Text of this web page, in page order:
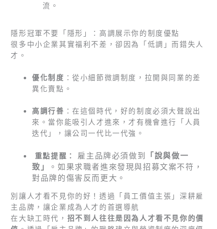
流。
隱形冠軍不要「隱形」：高調展示你的制度優點
很多中小企業其實福利不差，卻因為「低調」而錯失人
才。
優化制度 ：從小細節微調制度，拉開與同業的差
異化賣點。
高調行善 ：在這個時代，好的制度必須大聲說出
來。當你能吸引人才進來，才有機會進行「人員
迭代」，讓公司一代比一代強。
重點提醒： 雇主品牌必須做到 「說與做一
致」
。如果求職者進來發現與招募文案不符，
對品牌的傷害反而更大。
別讓人才看不見你的好！透過「員工價值主張」深耕雇
主品牌，讓企業成為人才的首選導航
在大缺工時代， 招不到人往往是因為人才看不見你的價